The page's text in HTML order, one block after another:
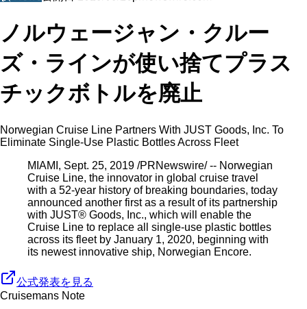
ノルウェージャン・クルー
ズ・ラインが使い捨てプラス
チックボトルを廃止
Norwegian Cruise Line Partners With JUST Goods, Inc. To
Eliminate Single-Use Plastic Bottles Across Fleet
MIAMI, Sept. 25, 2019 /PRNewswire/ -- Norwegian
Cruise Line, the innovator in global cruise travel
with a 52-year history of breaking boundaries, today
announced another first as a result of its partnership
with JUST® Goods, Inc., which will enable the
Cruise Line to replace all single-use plastic bottles
across its fleet by January 1, 2020, beginning with
its newest innovative ship, Norwegian Encore.
公式発表を見る
Cruisemans Note